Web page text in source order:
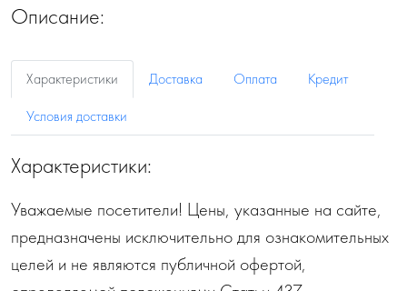
Описание:
Характеристики Доставка Оплата
Кредит
Условия доставки
Характеристики:
Уважаемые посетители! Цены, указанные на сайте,
предназначены исключительно для ознакомительных
целей и не являются публичной офертой,